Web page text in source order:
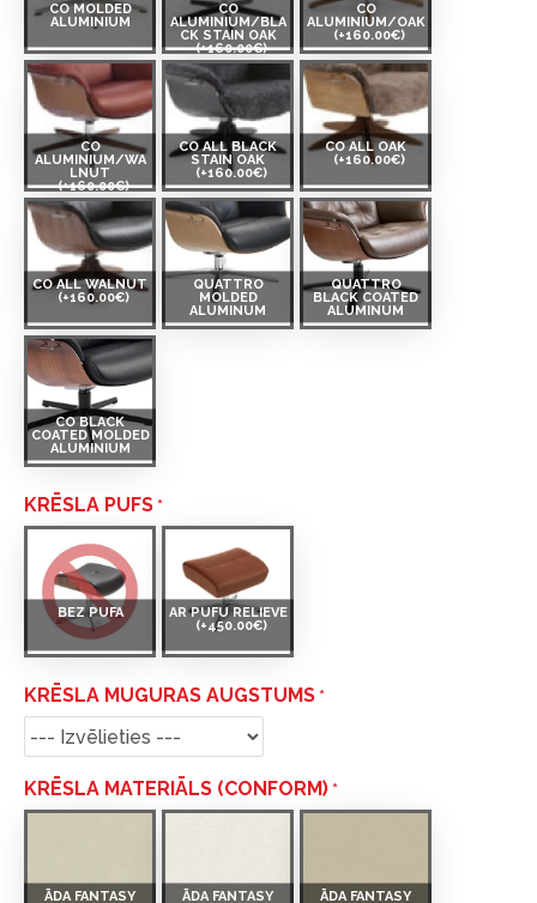
CO MOLDED
ALUMINIUM
CO
ALUMINIUM/BLA
CK STAIN OAK
(+160.00€)
CO
ALUMINIUM/OAK
(+160.00€)
CO
ALUMINIUM/WA
LNUT
(+160.00€)
CO ALL BLACK
STAIN OAK
(+160.00€)
CO ALL OAK
(+160.00€)
CO ALL WALNUT
(+160.00€)
QUATTRO
MOLDED
ALUMINUM
QUATTRO
BLACK COATED
ALUMINUM
CO BLACK
COATED MOLDED
ALUMINIUM
KRĒSLA PUFS
BEZ PUFA
AR PUFU RELIEVE
(+450.00€)
KRĒSLA MUGURAS AUGSTUMS
KRĒSLA MATERIĀLS (CONFORM)
ĀDA FANTASY
ĀDA FANTASY
ĀDA FANTASY